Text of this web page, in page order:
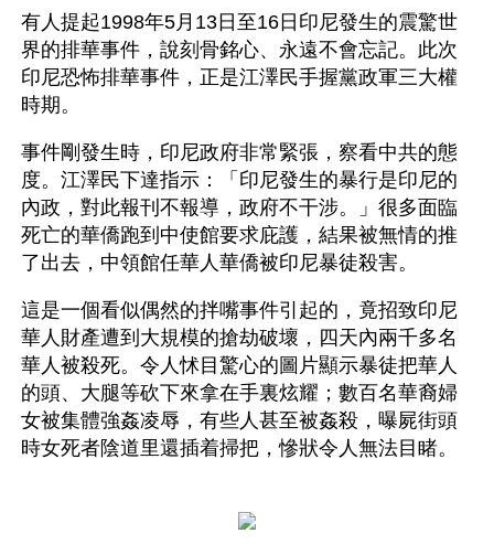
有人提起1998年5月13日至16日印尼發生的震驚世
界的排華事件，說刻骨銘心、永遠不會忘記。此次
印尼恐怖排華事件，正是江澤民手握黨政軍三大權
時期。
事件剛發生時，印尼政府非常緊張，察看中共的態
度。江澤民下達指示：「印尼發生的暴行是印尼的
內政，對此報刊不報導，政府不干涉。」很多面臨
死亡的華僑跑到中使館要求庇護，結果被無情的推
了出去，中領館任華人華僑被印尼暴徒殺害。
這是一個看似偶然的拌嘴事件引起的，竟招致印尼
華人財產遭到大規模的搶劫破壞，四天內兩千多名
華人被殺死。令人怵目驚心的圖片顯示暴徒把華人
的頭、大腿等砍下來拿在手裏炫耀；數百名華裔婦
女被集體強姦凌辱，有些人甚至被姦殺，曝屍街頭
時女死者陰道里還插着掃把，慘狀令人無法目睹。